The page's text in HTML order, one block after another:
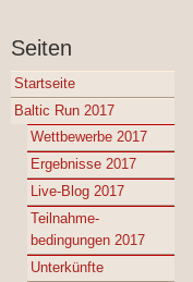
Seiten
Startseite
Baltic Run 2017
Wettbewerbe 2017
Ergebnisse 2017
Live-Blog 2017
Teilnahme-
bedingungen 2017
Unterkünfte